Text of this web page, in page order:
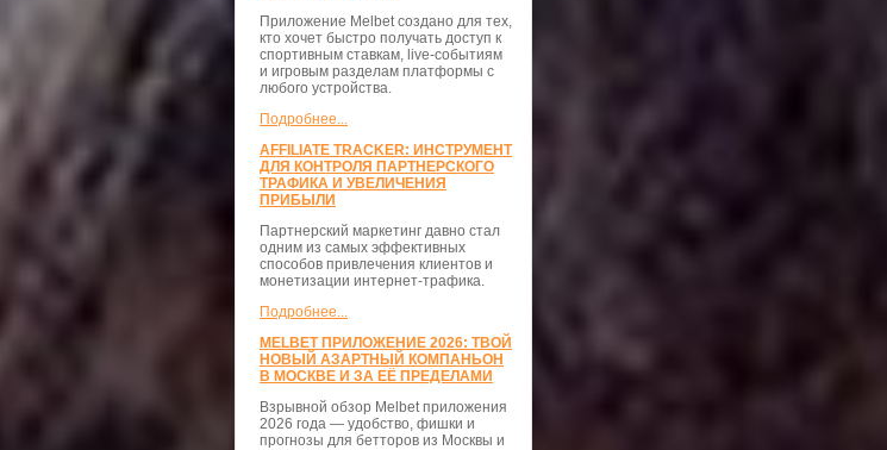
Приложение Melbet создано для тех,
кто хочет быстро получать доступ к
спортивным ставкам, live-событиям
и игровым разделам платформы с
любого устройства.
Подробнее...
AFFILIATE TRACKER: ИНСТРУМЕНТ
ДЛЯ КОНТРОЛЯ ПАРТНЕРСКОГО
ТРАФИКА И УВЕЛИЧЕНИЯ
ПРИБЫЛИ
Партнерский маркетинг давно стал
одним из самых эффективных
способов привлечения клиентов и
монетизации интернет-трафика.
Подробнее...
MELBET ПРИЛОЖЕНИЕ 2026: ТВОЙ
НОВЫЙ АЗАРТНЫЙ КОМПАНЬОН
В МОСКВЕ И ЗА ЕЁ ПРЕДЕЛАМИ
Взрывной обзор Melbet приложения
2026 года — удобство, фишки и
прогнозы для бетторов из Москвы и